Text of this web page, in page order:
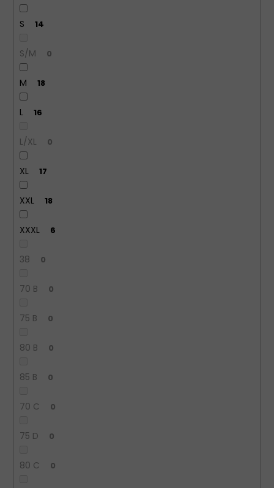
S 14
S/M 0
M 18
L 16
L/XL 0
XL 17
XXL 18
XXXL 6
38 0
70 B 0
75 B 0
80 B 0
85 B 0
70 C 0
75 D 0
80 C 0
KALHOTKY
JULIMEX
BÉŽOVÉ
199
Kč